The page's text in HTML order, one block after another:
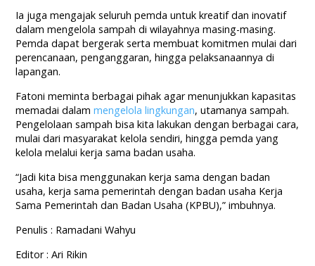
Ia juga mengajak seluruh pemda untuk kreatif dan inovatif
dalam mengelola sampah di wilayahnya masing-masing.
Pemda dapat bergerak serta membuat komitmen mulai dari
perencanaan, penganggaran, hingga pelaksanaannya di
lapangan.
Fatoni meminta berbagai pihak agar menunjukkan kapasitas
memadai dalammengelola lingkungan, utamanya sampah.
Pengelolaan sampah bisa kita lakukan dengan berbagai cara,
mulai dari masyarakat kelola sendiri, hingga pemda yang
kelola melalui kerja sama badan usaha.
“Jadi kita bisa menggunakan kerja sama dengan badan
usaha, kerja sama pemerintah dengan badan usaha Kerja
Sama Pemerintah dan Badan Usaha (KPBU),” imbuhnya.
Penulis : Ramadani Wahyu
Editor : Ari Rikin